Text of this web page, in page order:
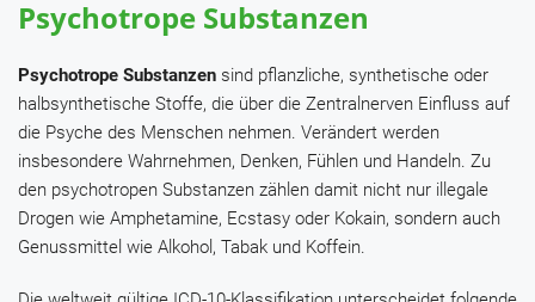
Psychotrope Substanzen
Psychotrope Substanzen sind pflanzliche, synthetische oder
halbsynthetische Stoffe, die über die Zentralnerven Einfluss auf
die Psyche des Menschen nehmen. Verändert werden
insbesondere Wahrnehmen, Denken, Fühlen und Handeln. Zu
den psychotropen Substanzen zählen damit nicht nur illegale
Drogen wie Amphetamine, Ecstasy oder Kokain, sondern auch
Genussmittel wie Alkohol, Tabak und Koffein.